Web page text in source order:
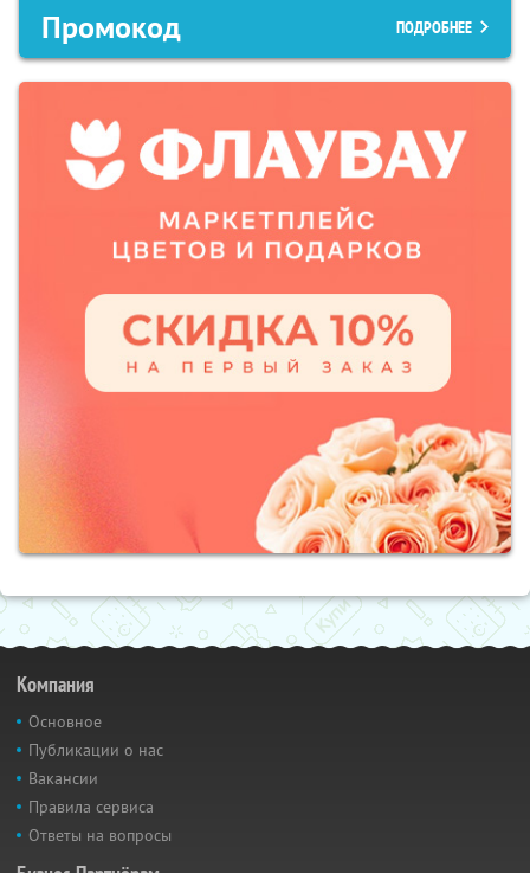
Промокод ПОДРОБНЕЕ
Компания
Основное
Публикации о нас
Вакансии
Правила сервиса
Ответы на вопросы